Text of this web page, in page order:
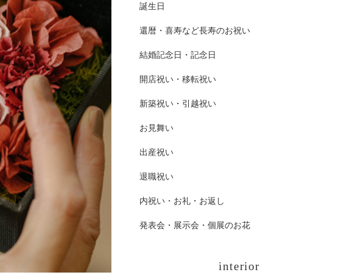
誕生日
還暦・喜寿など長寿のお祝い
結婚記念日・記念日
開店祝い・移転祝い
新築祝い・引越祝い
お見舞い
出産祝い
退職祝い
内祝い・お礼・お返し
発表会・展示会・個展のお花
interior